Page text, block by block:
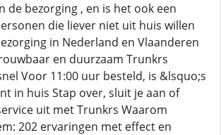
de bezorging , en is het ook een
die liever niet uit huis willen
in Nederland en Vlaanderen
en duurzaam Trunkrs
Voor 11:00 uur besteld, is &lsquo;s
in huis Stap over, sluit je aan of
uit met Trunkrs Waarom
202 ervaringen met effect en